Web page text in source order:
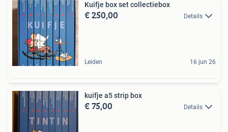
Kuifje box set collectiebox
€ 250,00 Details
Leiden 16 jun 26
kuifje a5 strip box
€ 75,00 Details